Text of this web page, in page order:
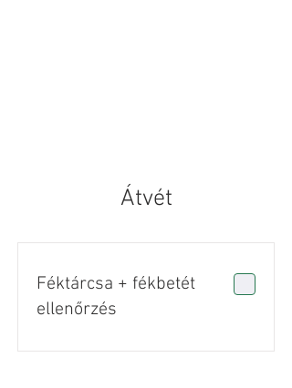
Átvét
Féktárcsa + fékbetét
ellenőrzés